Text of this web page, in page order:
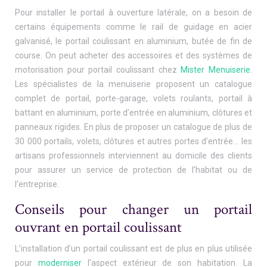
Pour installer le portail à ouverture latérale, on a besoin de
certains équipements comme le rail de guidage en acier
galvanisé, le portail coulissant en aluminium, butée de fin de
course. On peut acheter des accessoires et des systèmes de
motorisation pour portail coulissant chez Mister Menuiserie
Les spécialistes de la menuiserie proposent un catalogue
complet de portail, porte-garage, volets roulants, portail à
battant en aluminium, porte d’entrée en aluminium, clôtures et
panneaux rigides. En plus de proposer un catalogue de plus de
30 000 portails, volets, clôtures et autres portes d’entrée… les
artisans professionnels interviennent au domicile des clients
pour assurer un service de protection de l’habitat ou de
l’entreprise.
Conseils pour changer un portail
ouvrant en portail coulissant
L’installation d’un portail coulissant est de plus en plus utilisée
pour moderniserl’aspect extérieur de son habitation. La